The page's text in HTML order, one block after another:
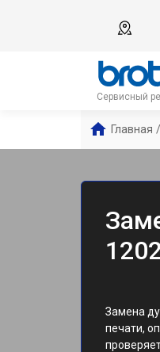
Сервисный
Главная /
Замена
печати,